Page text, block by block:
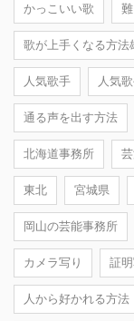
かっこいい歌
歌が上手くなる方法
人気歌手 人気
通る声を出す方法
北海道事務所
東北 宮城県
岡山の芸能事務所
カメラ写り 証
人から好かれる方法